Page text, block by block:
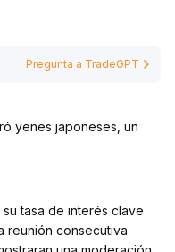
del mercado
Pregunta a TradeGPT
yenes japoneses, un
tasa de interés clave
reunión consecutiva